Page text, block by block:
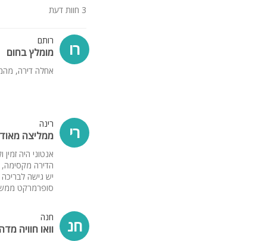
קהל היעד:
זוגות, משפחות, ציבור
3 חוות דעת
רו רותם
מומלץ בחום
אחלה דירה,
רי רינה
ממליצה מאוד
אנטוני היה
הדירה
יש גישה
סופרמרקט ממש
חנ חנה
וואו חוויה